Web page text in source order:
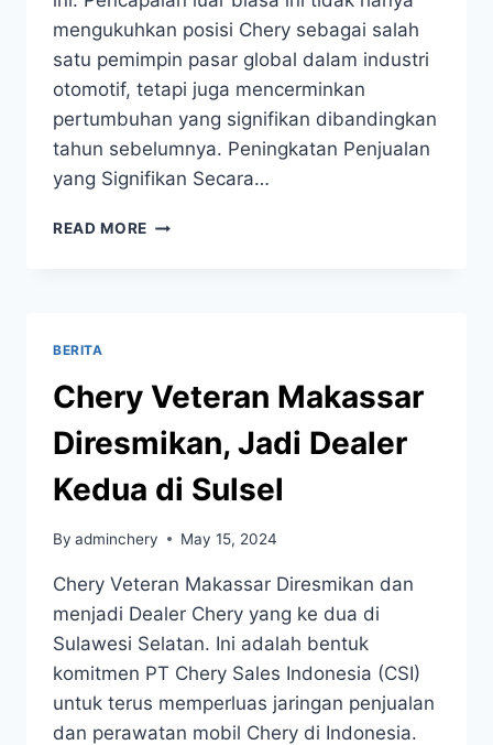
mengukuhkan posisi Chery sebagai salah
satu pemimpin pasar global dalam industri
otomotif, tetapi juga mencerminkan
pertumbuhan yang signifikan dibandingkan
tahun sebelumnya. Peningkatan Penjualan
yang Signifikan Secara…
READ MORE
BERITA
Chery Veteran Makassar
Diresmikan, Jadi Dealer
Kedua di Sulsel
By adminchery May 15, 2024
Chery Veteran Makassar Diresmikan dan
menjadi Dealer Chery yang ke dua di
Sulawesi Selatan. Ini adalah bentuk
komitmen PT Chery Sales Indonesia (CSI)
untuk terus memperluas jaringan penjualan
dan perawatan mobil Chery di Indonesia.